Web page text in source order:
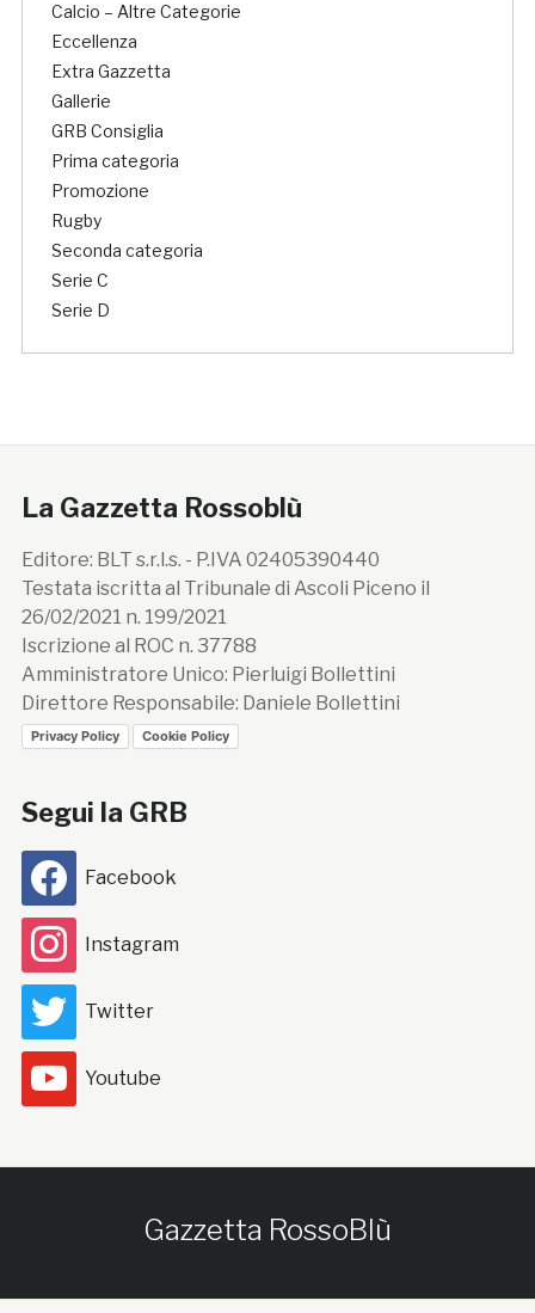
Calcio – Altre Categorie
Eccellenza
Extra Gazzetta
Gallerie
GRB Consiglia
Prima categoria
Promozione
Rugby
Seconda categoria
Serie C
Serie D
La Gazzetta Rossoblù
Editore: BLT s.r.l.s. - P.IVA 02405390440
Testata iscritta al Tribunale di Ascoli Piceno il
26/02/2021 n. 199/2021
Iscrizione al ROC n. 37788
Amministratore Unico: Pierluigi Bollettini
Direttore Responsabile: Daniele Bollettini
Privacy Policy Cookie Policy
Segui la GRB
Facebook
Instagram
Twitter
Youtube
Gazzetta RossoBlù